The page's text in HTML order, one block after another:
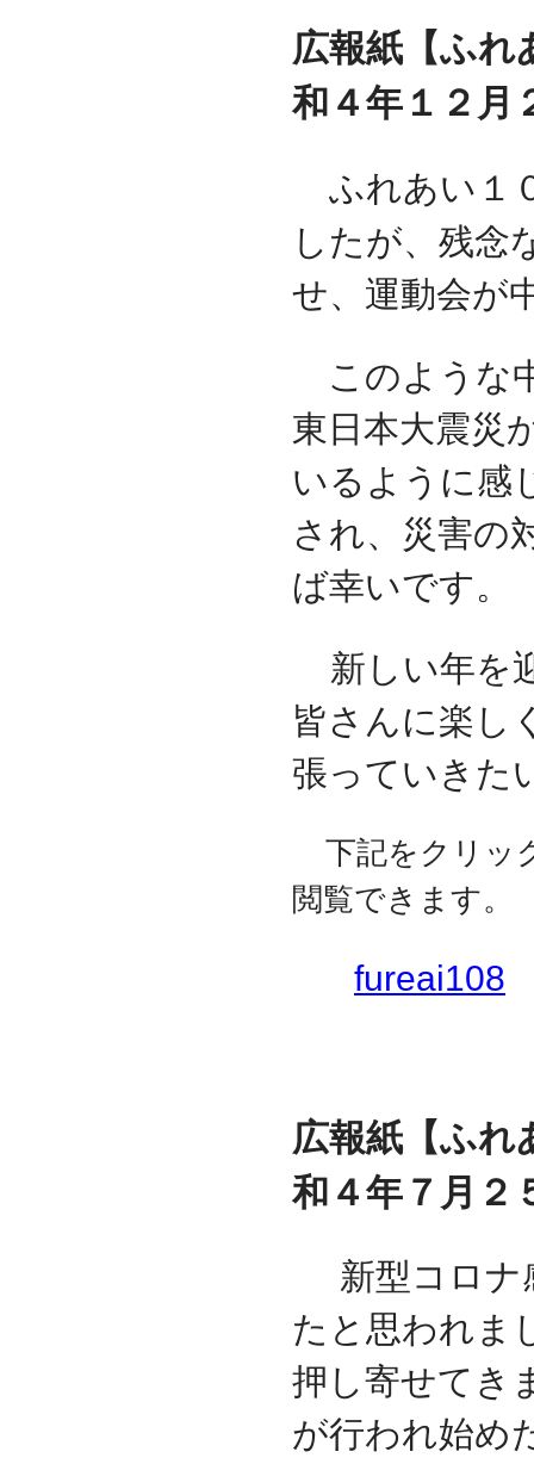
広報紙【ふれ
和４年１２月
ふれあい１
したが、残念
せ、運動会が
このような
東日本大震災
いるように感
され、災害の
ば幸いです。
新しい年を
皆さんに楽し
張っていきた
下記をクリッ
閲覧できます。
fureai108
広報紙【ふれ
和４年７月２
新型コロ
たと思われま
押し寄せてき
が行われ始め